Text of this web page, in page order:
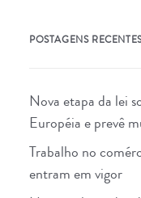
POSTAGENS
Nova etapa da lei
Européia e prevê
Trabalho no
entram em vigor